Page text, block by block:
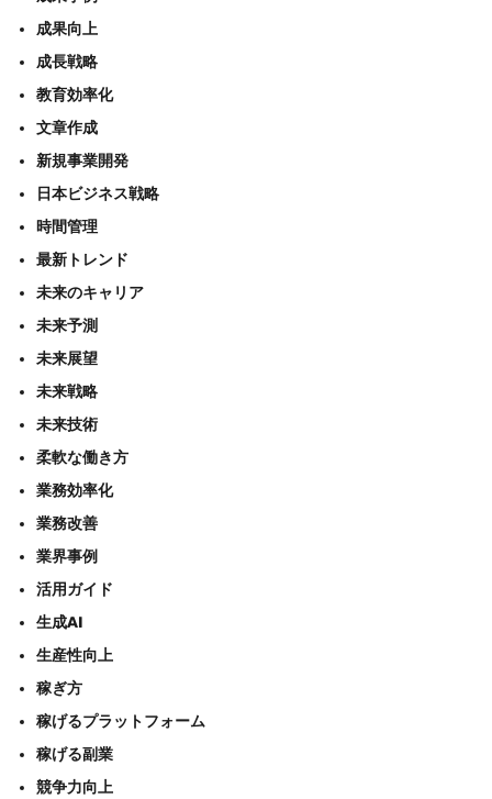
成果向上
成長戦略
教育効率化
文章作成
新規事業開発
日本ビジネス戦略
時間管理
最新トレンド
未来のキャリア
未来予測
未来展望
未来戦略
未来技術
柔軟な働き方
業務効率化
業務改善
業界事例
活用ガイド
生成AI
生産性向上
稼ぎ方
稼げるプラットフォーム
稼げる副業
競争力向上